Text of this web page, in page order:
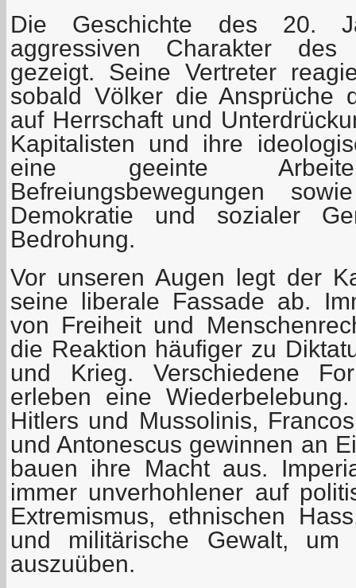
Die Geschichte des 20.
aggressiven Charakter des
gezeigt. Seine Vertreter
sobald Völker die Ansprüche
auf Herrschaft und
Kapitalisten und ihre
eine geeinte
Befreiungsbewegungen
Demokratie und sozialer
Bedrohung.
Vor unseren Augen legt der
seine liberale Fassade ab.
von Freiheit und
die Reaktion häufiger zu
und Krieg. Verschiedene
erleben eine
Hitlers und Mussolinis,
und Antonescus gewinnen an
bauen ihre Macht aus.
immer unverhohlener auf
Extremismus, ethnischen
und militärische Gewalt,
auszuüben.